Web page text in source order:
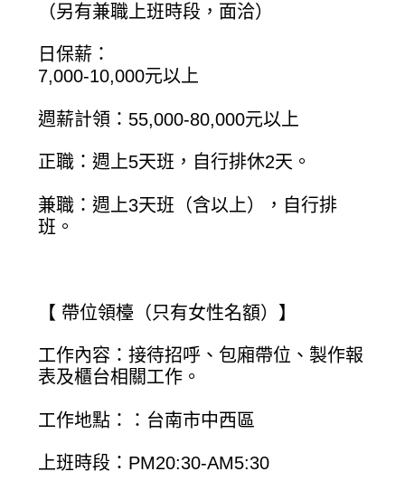
（另有兼職上班時段，面洽）
日保薪：
7,000-10,000元以上
週薪計領：55,000-80,000元以上
正職：週上5天班，自行排休2天。
兼職：週上3天班（含以上），自行排
班。
【 帶位領檯（只有女性名額）】
工作內容：接待招呼、包廂帶位、製作報
表及櫃台相關工作。
工作地點：：台南市中西區
上班時段：PM20:30-AM5:30